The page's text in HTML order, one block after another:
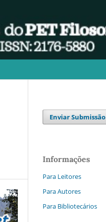
Enviar Submissão
Informações
Para Leitores
Para Autores
Para Bibliotecários